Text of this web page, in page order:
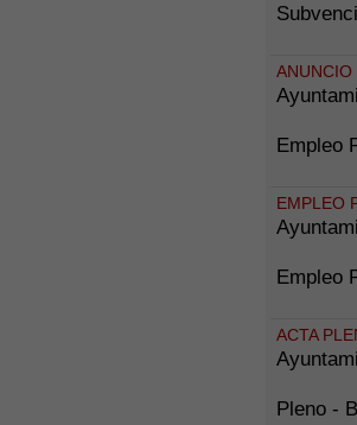
ANUNCIO
Empleo
EMPLEO
Empleo
ACTA
Pleno -